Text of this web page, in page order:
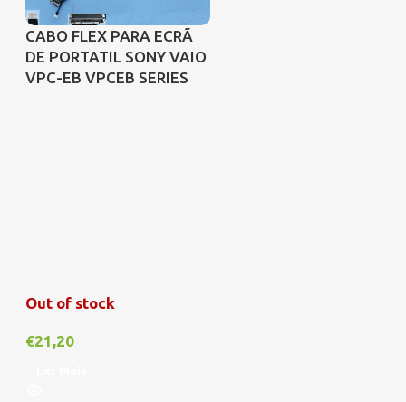
CABO FLEX PARA ECRÃ
DE PORTATIL SONY VAIO
VPC-EB VPCEB SERIES
Out of stock
€21,20